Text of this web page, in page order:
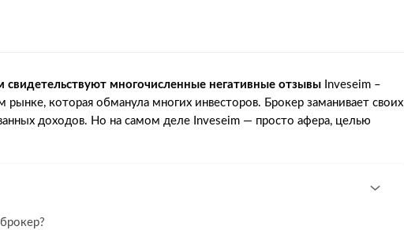
многочисленные негативные отзывы Inveseim –
которая обманула многих инвесторов. Брокер заманивает своих
доходов. Но на самом деле Inveseim — просто афера, целью